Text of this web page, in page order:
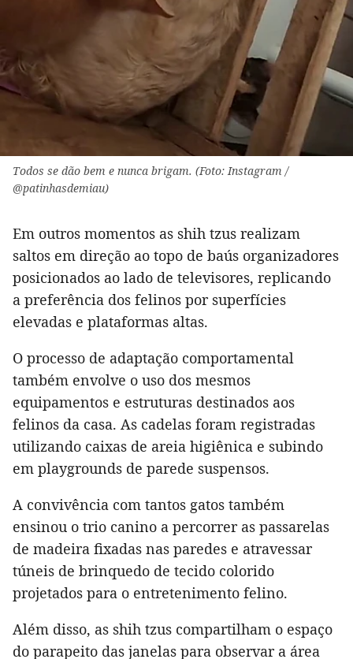
Todos se dão bem e nunca brigam. (Foto: Instagram /
@patinhasdemiau)
Em outros momentos as shih tzus realizam
saltos em direção ao topo de baús organizadores
posicionados ao lado de televisores, replicando
a preferência dos felinos por superfícies
elevadas e plataformas altas.
O processo de adaptação comportamental
também envolve o uso dos mesmos
equipamentos e estruturas destinados aos
felinos da casa. As cadelas foram registradas
utilizando caixas de areia higiênica e subindo
em playgrounds de parede suspensos.
A convivência com tantos gatos também
ensinou o trio canino a percorrer as passarelas
de madeira fixadas nas paredes e atravessar
túneis de brinquedo de tecido colorido
projetados para o entretenimento felino.
Além disso, as shih tzus compartilham o espaço
do parapeito das janelas para observar a área